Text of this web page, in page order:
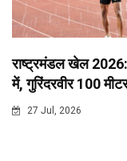
राष्ट्रमंडल खेल
में, गुरिंदरवीर 100
27 Jul, 2026